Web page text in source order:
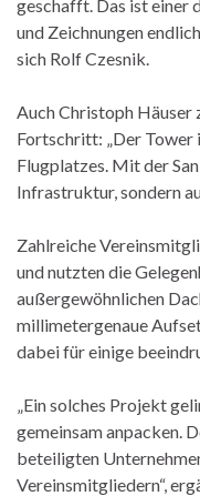
geschafft. Das ist einer
und Zeichnungen
sich Rolf Czesnik.
Auch Christoph Häuser
Fortschritt: „Der Tower
Flugplatzes. Mit der
Infrastruktur, sondern
Zahlreiche
und nutzten die
außergewöhnlichen
millimetergenaue
dabei für einige
„Ein solches Projekt
gemeinsam anpacken.
beteiligten
Vereinsmitgliedern“,